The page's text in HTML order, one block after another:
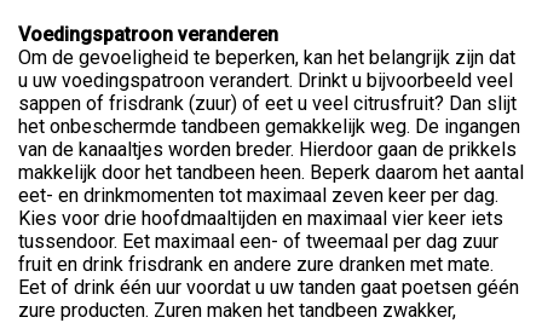
Voedingspatroon veranderen
Om de gevoeligheid te beperken, kan het belangrijk zijn dat
u uw voedingspatroon verandert. Drinkt u bijvoorbeeld veel
sappen of frisdrank (zuur) of eet u veel citrusfruit? Dan slijt
het onbeschermde tandbeen gemakkelijk weg. De ingangen
van de kanaaltjes worden breder. Hierdoor gaan de prikkels
makkelijk door het tandbeen heen. Beperk daarom het aantal
eet- en drinkmomenten tot maximaal zeven keer per dag.
Kies voor drie hoofdmaaltijden en maximaal vier keer iets
tussendoor. Eet maximaal een- of tweemaal per dag zuur
fruit en drink frisdrank en andere zure dranken met mate.
Eet of drink één uur voordat u uw tanden gaat poetsen géén
zure producten. Zuren maken het tandbeen zwakker,